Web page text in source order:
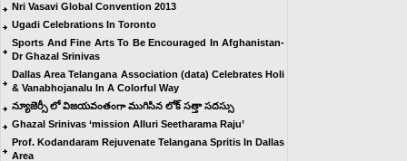
Nri Vasavi Global Convention 2013
Ugadi Celebrations In Toronto
Sports And Fine Arts To Be Encouraged In Afghanistan-
Dr Ghazal Srinivas
Dallas Area Telangana Association (data) Celebrates Holi
& Vanabhojanalu In A Colorful Way
న్యూజెర్సీ లో విజయవంతంగా ముగిసిన లోక్ సత్తా సదస్సు
Ghazal Srinivas ‘mission Alluri Seetharama Raju’
Prof. Kodandaram Rejuvenate Telangana Spritis In Dallas
Area